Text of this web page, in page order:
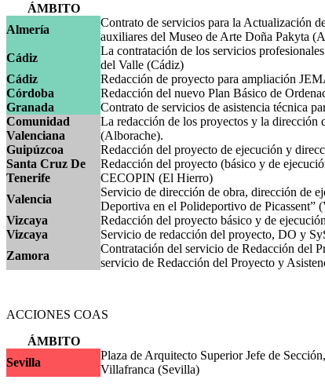
ÁMBITO
Almería
Contrato de servicios para la Actualización
auxiliares del Museo de Arte Doña Pakyta
Cádiz
La contratación de los servicios
del Valle (Cádiz)
Cádiz
Redacción de proyecto para ampliación
Córdoba
Redacción del nuevo Plan Básico de
Granada
Contrato de servicios de asistencia técnica
Comunidad
Valenciana
La redacción de los proyectos y la dirección
(Alborache).
Guipúzcoa
Redacción del proyecto de ejecución y
Santa Cruz De
Tenerife
Redacción del proyecto (básico y de
CECOPIN (El Hierro)
Valencia
Servicio de dirección de obra, dirección de
Deportiva en el Polideportivo de Picassent”
Vizcaya
Redacción del proyecto básico y de
Vizcaya
Servicio de redacción del proyecto, DO y
Zamora
Contratación del servicio de Redacción del
servicio de Redacción del Proyecto y
ACCIONES COAS
ÁMBITO
Sevilla
Plaza de Arquitecto Superior Jefe de
Villafranca (Sevilla)